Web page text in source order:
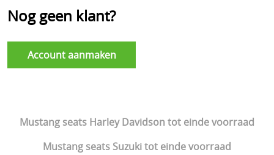
tot einde voorraad
Mustang tassen tot einde voorraad
Mustang seats Harley Davidson tot einde voorraad
Mustang seats Suzuki tot einde voorraad
Nog geen klant?
Account aanmaken